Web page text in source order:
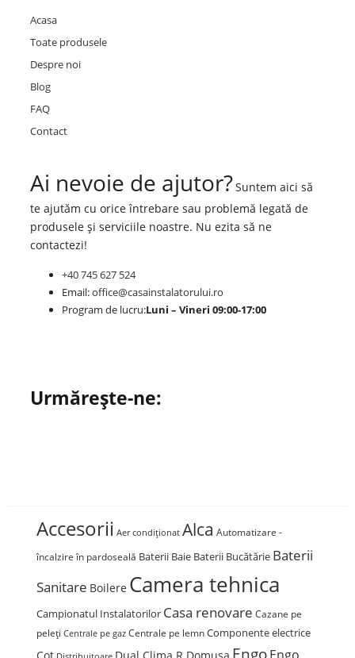
Acasa
Toate produsele
Despre noi
Blog
FAQ
Contact
Ai nevoie de ajutor?Suntem aici să
te ajutăm cu orice întrebare sau problemă legată de
produsele și serviciile noastre. Nu ezita să ne
contactezi!
+40 745 627 524
Email:office@casainstalatorului.ro
Program de lucru:Luni – Vineri 09:00-17:00
Urmărește-ne:
Accesorii Aer condiționat Alca Automatizare -
încalzire în pardoseală Baterii Baie Baterii Bucătărie Baterii
Sanitare Boilere Camera tehnica
Campionatul Instalatorilor Casa renovare Cazane pe
peleți Centrale pe gaz Centrale pe lemn Componente electrice